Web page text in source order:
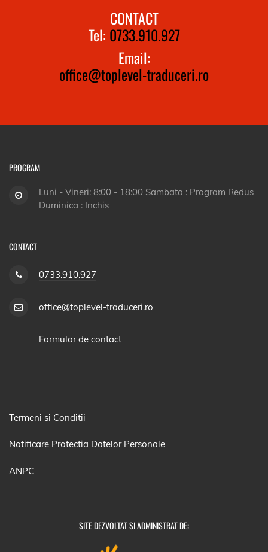
CONTACT
Tel: 0733.910.927
Email:
office@toplevel-traduceri.ro
PROGRAM
Luni - Vineri: 8:00 - 18:00 Sambata : Program Redus
Duminica : Inchis
CONTACT
0733.910.927
office@toplevel-traduceri.ro
Formular de contact
Termeni si Conditii
Notificare Protectia Datelor Personale
ANPC
SITE DEZVOLTAT SI ADMINISTRAT DE: